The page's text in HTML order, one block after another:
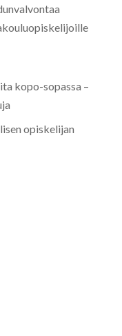
kopo-sopassa –
opiskelijan